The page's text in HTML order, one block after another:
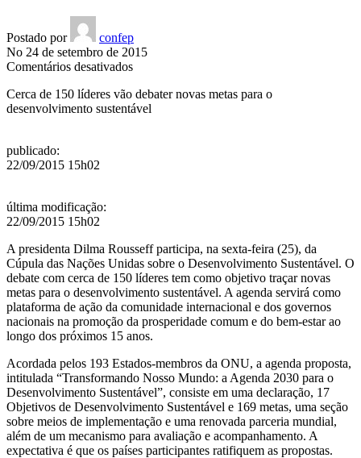
Postado por
confep
No 24 de setembro de 2015
Comentários desativadosem
participa
de
2030
Cerca de 150 líderes vão debater novas metas para o
desenvolvimento sustentável
publicado:
22/09/2015 15h02
última modificação:
22/09/2015 15h02
A presidenta Dilma Rousseff participa, na sexta-feira (25), da
Cúpula das Nações Unidas sobre o Desenvolvimento Sustentável. O
debate com cerca de 150 líderes tem como objetivo traçar novas
metas para o desenvolvimento sustentável. A agenda servirá como
plataforma de ação da comunidade internacional e dos governos
nacionais na promoção da prosperidade comum e do bem-estar ao
longo dos próximos 15 anos.
Acordada pelos 193 Estados-membros da ONU, a agenda proposta,
intitulada “Transformando Nosso Mundo: a Agenda 2030 para o
Desenvolvimento Sustentável”, consiste em uma declaração, 17
Objetivos de Desenvolvimento Sustentável e 169 metas, uma seção
sobre meios de implementação e uma renovada parceria mundial,
além de um mecanismo para avaliação e acompanhamento. A
expectativa é que os países participantes ratifiquem as propostas.